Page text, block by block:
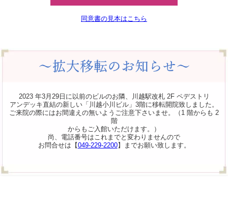
同意書の見本はこちら
2023 年3月29日に以前のビルのお隣、川越駅改札 2F ペデストリ
アンデッキ直結の新しい「川越小川ビル」3階に移転開院致しました。
ご来院の際にはお間違えの無いようご注意下さいませ。（1 階からも 2
階
からもご入館いただけます。）
尚、電話番号はこれまでと変わりませんので
お問合せは【049-229-2200】までお願い致します。